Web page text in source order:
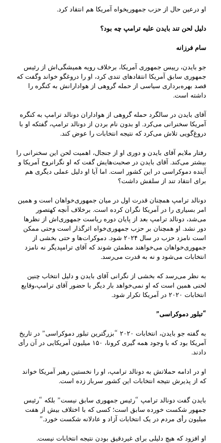
او درعین حال از حزب جمهوریخواه آمریکا هم انتقاد کرد.
دلیل لحن تند بایدن علیه ترامپ چه بود؟
سام فرزانه
جو بایدن، رییس جمهوری آمریکا، برخلاف رویه همیشگی‌اش از رئیس
جمهوری سابق آمریکا انتقاد‌های تندی کرد، او را دروغگو خواند وگفت که
قصد بهره‌برداری سیاسی از حمله‌ گروهی از هوادارانش به کنگره را
داشته است.
آقای بایدن در سالگرد حمله گروهی از هواداران دونالد ترامپ به کنگره
آمریکا سخنرانی می‌کرد. او بدون نام بردن از دونالد ترامپ، گفتکه او با
دروغ‌گویی تلاش می‌کرد که نتیجه انتخابات را عوض کند.
رفتار ملایم آقای بایدن و دوری او از جنجال‌، اهمیت لحن این سخنرانی را
بیشتر می‌کند. آقای بایدن در صحبت‌هایش گفت که او نگرانروح آمریکا و
آینده دموکراسی در این کشور است. اما آیا او دلیل عملی دیگری هم
برای انتقاد تند از سلفش داشت؟
دونالد ترامپ همچنان قدرت اول در میان جمهوری‌خواهان است و همین
امر بسیاری را در آمریکا نگران کرده است. برخلاف آنچه کهتصور
می‌شد، دونالد ترامپ بعد از پایان دوره ریاست جمهوری‌اش از نظرها
دور نشد. او همچنان بر حزب جمهوری‌خواه اثرگذار است وحتی ممکن
است نامزد حزب در سال ۲۰۲۴ شود. دموکرات‌ها و حتی بخشی از
جمهوری‌خواهان می‌خواهند مطمئن شوند که آقای ترامپدیگر نه نامزد
انتخابات می‌شود و نه به قدرت می‌رسد.
به نظر می‌رسد که بخشی از نگرانی آقای بایدن و دلیل انتخاب چنین
لحنی همین است که او نمی‌خواهد بار دیگر با حضور آقای ترامپ،وقایع
انتخابات ۲۰۲۰ در آمریکا تکرار شود.
“تبلور دموکراسی”
به گفته جو بایدن، انتخابات ۲۰۲۰ “بزرگترین تبلور دموکراسی” در تاریخ
آمریکا بود که با وجود همه گیری کرونا، ۱۵۰ میلیون آمریکایی در آن رأی
دادند.
او در ادامه حملاتش به دونالد ترامپ، او را نخستین رهبر آمریکا خواند
که از پذیرش نتیجه انتخابات این کشور سرباز زده است.
بایدن گفت دونالد ترامپ “رئیس جمهوری سابق نیست” بلکه “رئیس
جمهور شکست خورده سابق است؛ کسی که با اختلاف بیش از هفت
میلیون رأی مردم در یک انتخابات آزاد و عادلانه شکست خورد.”
او افزود که هیچ دلیلی برای غیردقیق بودن نتیجه انتخابات نیست.